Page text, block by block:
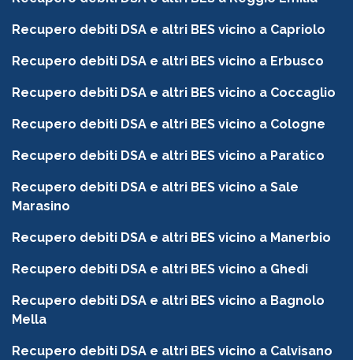
Recupero debiti DSA e altri BES vicino a Capriolo
Recupero debiti DSA e altri BES vicino a Erbusco
Recupero debiti DSA e altri BES vicino a Coccaglio
Recupero debiti DSA e altri BES vicino a Cologne
Recupero debiti DSA e altri BES vicino a Paratico
Recupero debiti DSA e altri BES vicino a Sale
Marasino
Recupero debiti DSA e altri BES vicino a Manerbio
Recupero debiti DSA e altri BES vicino a Ghedi
Recupero debiti DSA e altri BES vicino a Bagnolo
Mella
Recupero debiti DSA e altri BES vicino a Calvisano